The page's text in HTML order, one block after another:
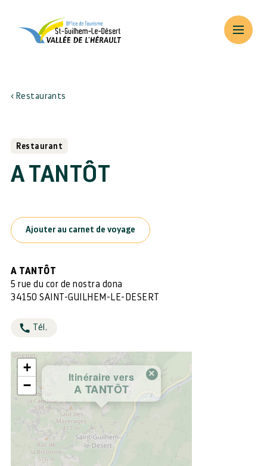
Restaurants
Restaurant
A TANTÔT
Ajouter au carnet de voyage
A TANTÔT
5 rue du cor de nostra dona
34150 SAINT-GUILHEM-LE-DESERT
Tél.
Itinéraire vers
A TANTÔT
×
+
−